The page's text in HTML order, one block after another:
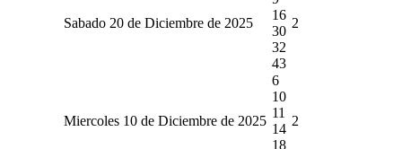
Sabado 20 de Diciembre de 2025
16
30
32
43
2
Miercoles 10 de Diciembre de 2025
6
10
11
14
18
2